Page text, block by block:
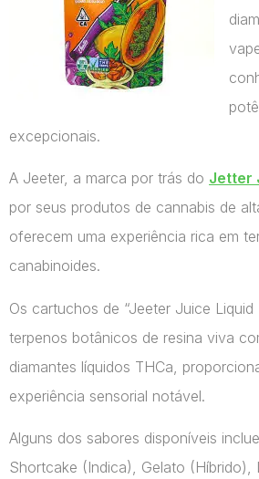
excepcionais.
A Jeeter, a marca por trás do Jetter
por seus produtos de cannabis de
oferecem uma experiência rica em
canabinoides.
Os cartuchos de “Jeeter Juice Liquid
terpenos botânicos de resina viva
diamantes líquidos THCa,
experiência sensorial notável.
Alguns dos sabores disponíveis
Shortcake (Indica), Gelato (Híbrido),